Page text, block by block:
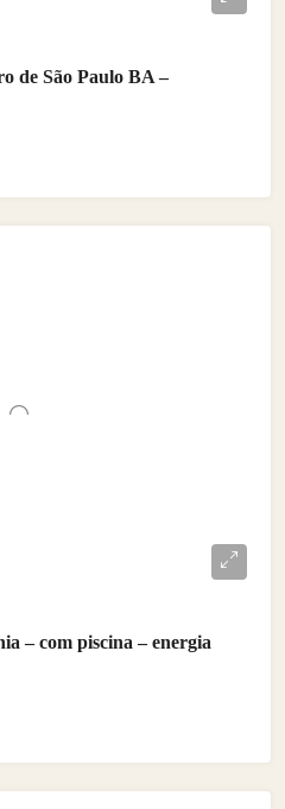
de São Paulo BA –
– com piscina – energia